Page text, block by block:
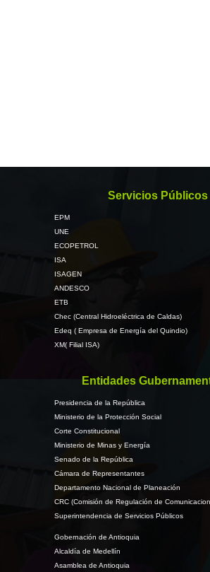
Servicios Públicos
EPM
UNE
ECOPETROL
ISA
ISAGEN
ANDESCO
ETB
Chec (Central Hidroeléctrica de Caldas)
Edeq ( Empresa de Energía del Quindio)
XM( Filial ISA)
Entidades
Presidencia de la República
Ministerio de la Protección Social
Corte Constitucional
Ministerio de Minas y Energía
Senado de la República
Cámara de Representantes
Departamento Nacional de Planeación
CRC (Comisión de Regulación de
Superintendencia de Servicios Públicos
Gobernación de Antioquia
Alcaldía de Medellín
Asamblea de Antioquia